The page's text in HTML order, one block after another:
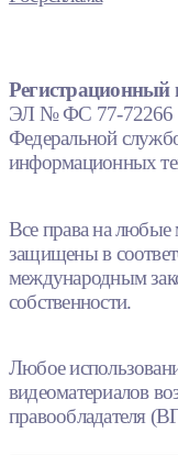
Регистрационный
ЭЛ № ФС 77-72266
Федеральной
информационных
Все права на любые
защищены в
международным
собственности.
Любое
видеоматериалов
правообладателя